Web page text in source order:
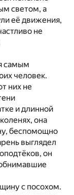
светом, а
её движения,
не
самым
человек.
них не
и длинной
она
беспомощно
выглядел
подтёков, он
бни­мавшие
с посохом.